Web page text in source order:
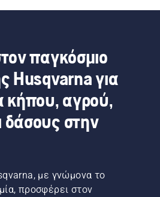
παγκόσμιο
Husqvarna για
κήπου, αγρού,
στην
με γνώμονα το
προσφέρει στον